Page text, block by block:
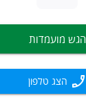
הגש מועמדות
הצג טלפון